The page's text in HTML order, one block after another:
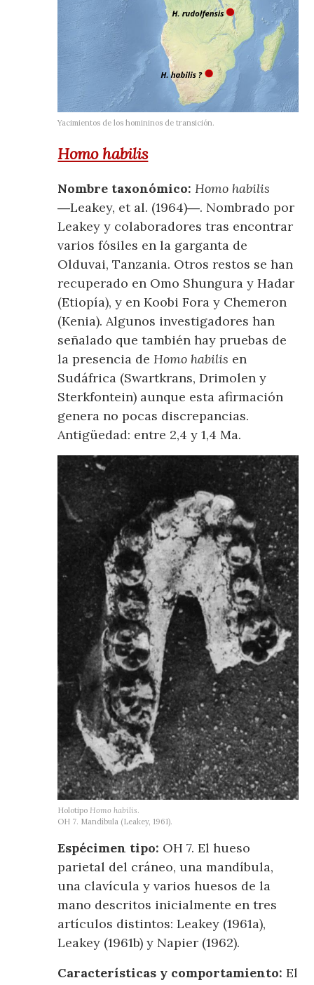
Yacimientos de los homininos de transición.
Homo habilis
Nombre taxonómico:Homo habilis
―Leakey, et al. (1964)―. Nombrado por
Leakey y colaboradores tras encontrar
varios fósiles en la garganta de
Olduvai, Tanzania. Otros restos se han
recuperado en Omo Shungura y Hadar
(Etiopía), y en Koobi Fora y Chemeron
(Kenia). Algunos investigadores han
señalado que también hay pruebas de
la presencia deHomo habilis en
Sudáfrica (Swartkrans, Drimolen y
Sterkfontein) aunque esta afirmación
genera no pocas discrepancias.
Antigüedad: entre 2,4 y 1,4 Ma.
HolotipoHomo habilis.
OH 7. Mandíbula (Leakey, 1961).
Espécimen tipo: OH 7. El hueso
parietal del cráneo, una mandíbula,
una clavícula y varios huesos de la
mano descritos inicialmente en tres
artículos distintos: Leakey (1961a),
Leakey (1961b) y Napier (1962).
Características y comportamiento:El